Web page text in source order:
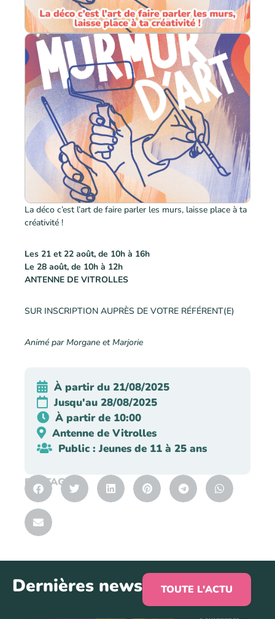
La déco c’est l’art de faire parler les murs, laisse place à ta
créativité !
Les 21 et 22 août, de 10h à 16h
Le 28 août, de 10h à 12h
ANTENNE DE VITROLLES
SUR INSCRIPTION AUPRÈS DE VOTRE RÉFÉRENT(E)
Animé par Morgane et Marjorie
À partir du 21/08/2025
Jusqu'au 28/08/2025
À partir de 10:00
Antenne de Vitrolles
Public : Jeunes de 11 à 25 ans
PARTAGER
Dernières news TOUTE L'ACTU